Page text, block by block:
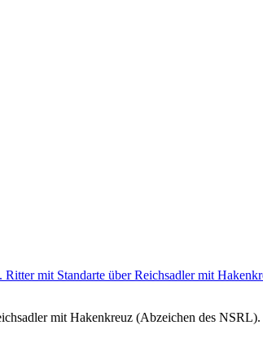
mit Hakenkreuz (Abzeichen des